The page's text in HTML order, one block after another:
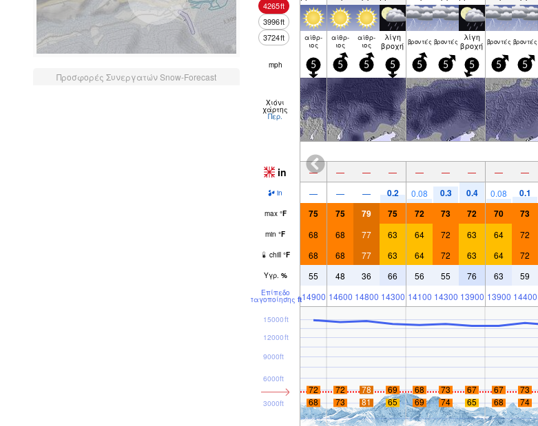
Προσφορές Συνεργατών Snow-Forecast
4265ft
3996ft
3724ft αίθρ­
ιος
αίθρ­
ιος
αίθρ­
ιος
λίγη
βροχή βρον­τές βρον­τές λίγη
βροχή βρον­τές βρον­τές
mph 5 5 5 5 5 5 5 5 5
Χιόνι
χάρτης
Περ.
in — — — — — — — — —
in — — — 0.2 0.08 0.3 0.4 0.08 0.1
max °F 75 75 79 75 72 73 72 70 73
min °F 68 68 77 63 64 72 63 64 72
chill °F 68 68 77 63 64 72 63 64 72
Υγρ. % 55 48 36 66 56 55 76 63 59
Επίπεδο
παγοποίησης ft14900 14600 14800 14300 14100 14300 13900 13900 14400
3000ft
6000ft
9000ft
12000ft
15000ft
72 72 78 69 68 73 67 67 73
68
73 81 65 69 74 65 68 74